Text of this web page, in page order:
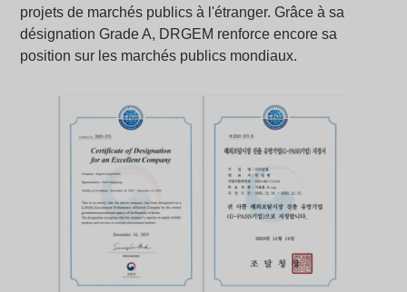
projets de marchés publics à l'étranger. Grâce à sa
désignation Grade A, DRGEM renforce encore sa
position sur les marchés publics mondiaux.